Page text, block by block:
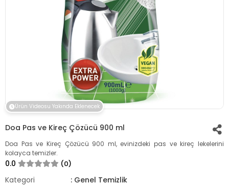
Ürün Videosu Yakında Eklenecek
Doa Pas ve Kireç Çözücü 900 ml
Doa Pas ve Kireç Çözücü 900 ml, evinizdeki pas ve kireç lekelerini
kolayca temizler.
0.0 (0)
Kategori
: Genel Temizlik